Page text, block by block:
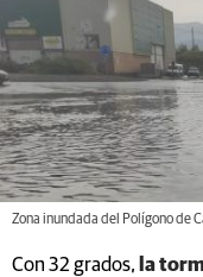
Zona inundada del Polígono de
Con 32 grados, la